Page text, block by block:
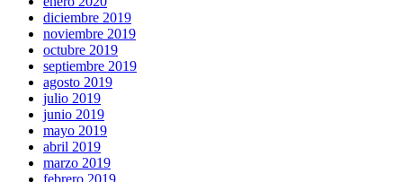
diciembre 2019
noviembre 2019
octubre 2019
septiembre 2019
agosto 2019
julio 2019
junio 2019
mayo 2019
abril 2019
marzo 2019
febrero 2019